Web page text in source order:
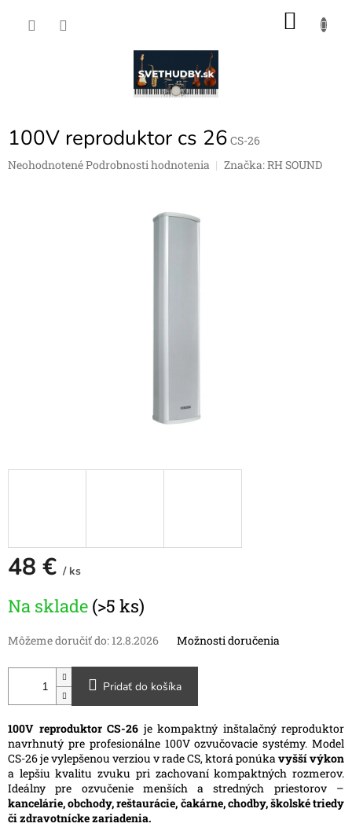
100V reproduktor cs 26 CS-26
Priemerné
NeohodnotenéPodrobnosti hodnotenia Značka:RH SOUND
48 € / ks
cena:
Na sklade (>5 ks)
Môžeme doručiť do: 12.8.2026 Možnosti doručenia
Pridať do košíka
100V reproduktor CS-26 je kompaktný inštalačný reproduktor
navrhnutý pre profesionálne 100V ozvučovacie systémy. Model
CS-26 je vylepšenou verziou v rade CS, ktorá ponúkavyšší výkon
a lepšiu kvalitu zvuku pri zachovaní kompaktných rozmerov.
Ideálny pre ozvučenie menších a stredných priestorov –
kancelárie, obchody, reštaurácie, čakárne, chodby, školské triedy
či zdravotnícke zariadenia.